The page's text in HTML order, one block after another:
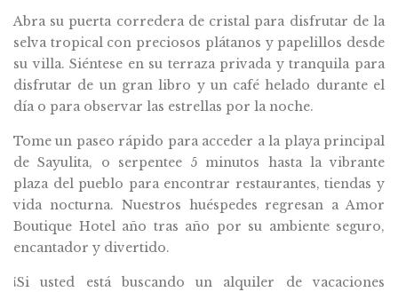
Abra su puerta corredera de cristal para disfrutar de la
selva tropical con preciosos plátanos y papelillos desde
su villa. Siéntese en su terraza privada y tranquila para
disfrutar de un gran libro y un café helado durante el
día o para observar las estrellas por la noche.
Tome un paseo rápido para acceder a la playa principal
de Sayulita, o serpentee 5 minutos hasta la vibrante
plaza del pueblo para encontrar restaurantes, tiendas y
vida nocturna. Nuestros huéspedes regresan a Amor
Boutique Hotel año tras año por su ambiente seguro,
encantador y divertido.
¡Si usted está buscando un alquiler de vacaciones